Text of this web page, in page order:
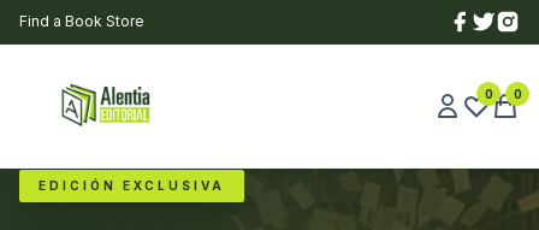
Find a Book Store
0 0
EDICIÓN EXCLUSIVA